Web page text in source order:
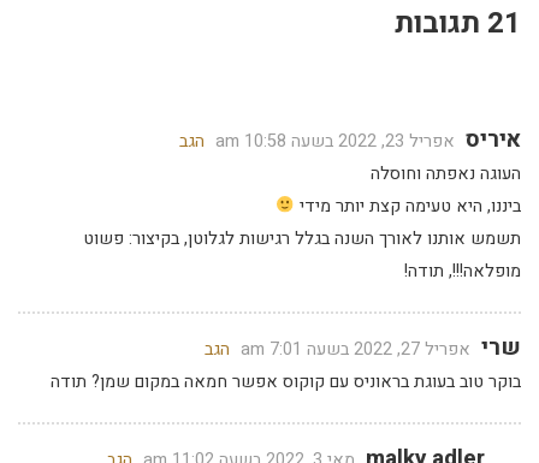
21 תגובות
איריס אפריל 23, 2022 בשעה 10:58 am
הגב
העוגה נאפתה וחוסלה
ביננו, היא טעימה קצת יותר מידי
תשמש אותנו לאורך השנה בגלל רגישות לגלוטן, בקיצור: פשוט
מופלאה!!!, תודה!
שרי אפריל 27, 2022 בשעה 7:01 am
הגב
בוקר טוב בעוגת בראוניס עם קוקוס אפשר חמאה במקום שמן? תודה